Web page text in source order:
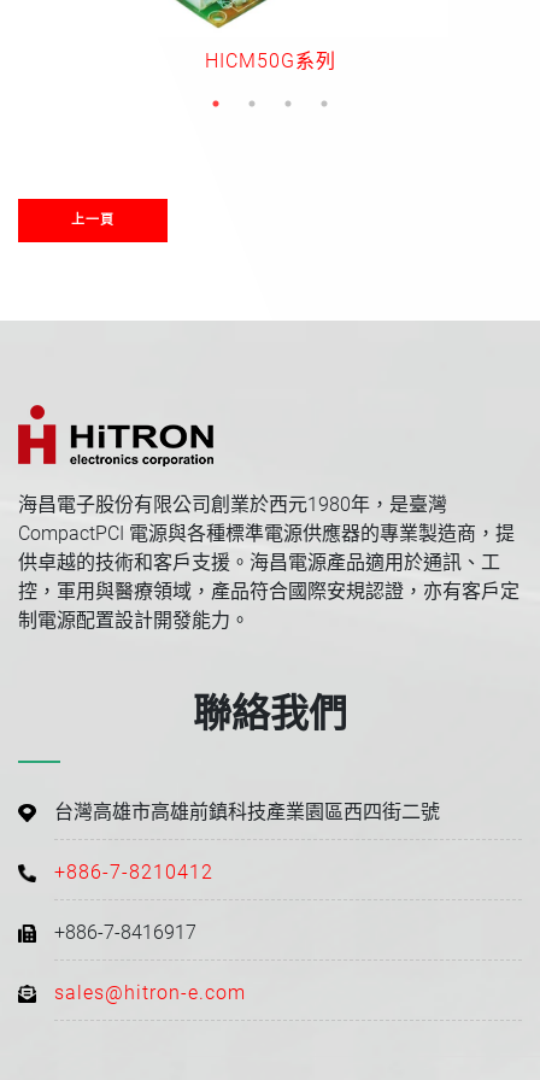
HICM50G系列
上一頁
海昌電子股份有限公司創業於西元1980年，是臺灣
CompactPCI 電源與各種標準電源供應器的專業製造商，提
供卓越的技術和客戶支援。海昌電源產品適用於通訊、工
控，軍用與醫療領域，產品符合國際安規認證，亦有客戶定
制電源配置設計開發能力。
聯絡我們
台灣高雄市高雄前鎮科技產業園區西四街二號
+886-7-8210412
+886-7-8416917
sales@hitron-e.com